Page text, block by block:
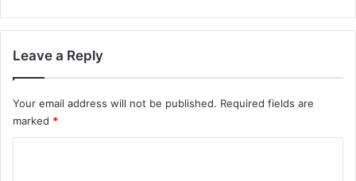
Leave a Reply
Your email address will not be published. Required fields are
marked *